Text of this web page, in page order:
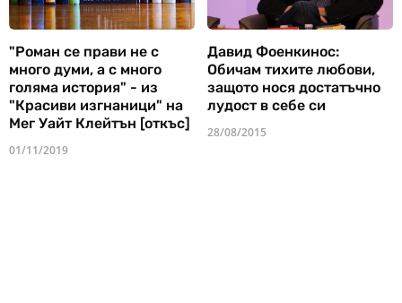
"Роман се прави не с
много думи, а с много
голяма история" - из
"Красиви изгнаници" на
Мег Уайт Клейтън [откъс]
01/11/2019
Давид Фоенкинос:
Обичам тихите любови,
защото нося достатъчно
лудост в себе си
28/08/2015